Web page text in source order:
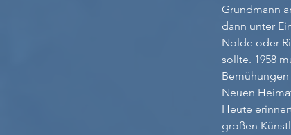
Grundmann
dann unter
Nolde oder
sollte. 1958
Neuen
Heute
großen